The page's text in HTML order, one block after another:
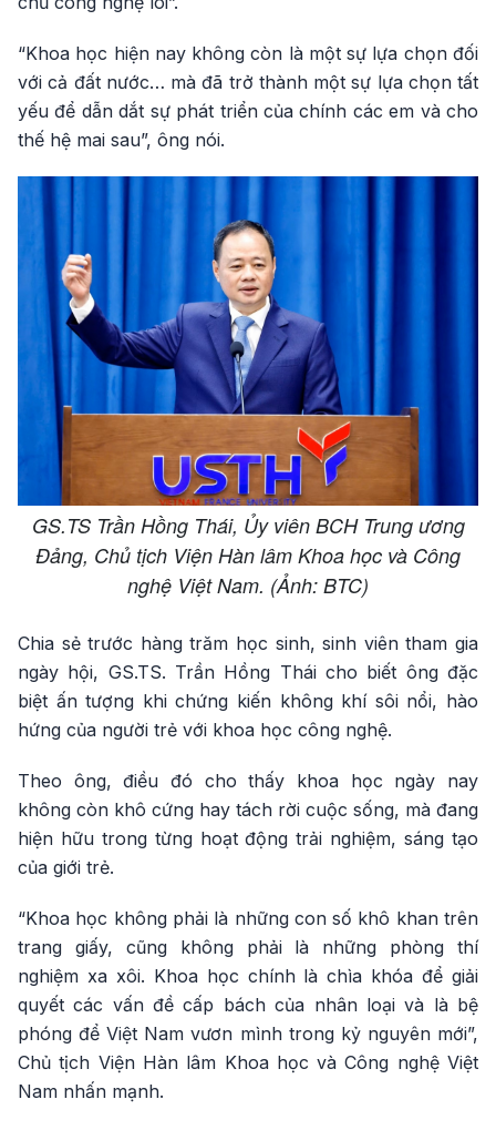
“Khoa học hiện nay không còn là một sự lựa chọn đối
với cả đất nước… mà đã trở thành một sự lựa chọn tất
yếu để dẫn dắt sự phát triển của chính các em và cho
thế hệ mai sau”, ông nói.
GS.TS Trần Hồng Thái, Ủy viên BCH Trung ương
Đảng, Chủ tịch Viện Hàn lâm Khoa học và Công
nghệ Việt Nam. (Ảnh: BTC)
Chia sẻ trước hàng trăm học sinh, sinh viên tham gia
ngày hội, GS.TS. Trần Hồng Thái cho biết ông đặc
biệt ấn tượng khi chứng kiến không khí sôi nổi, hào
hứng của người trẻ với khoa học công nghệ.
Theo ông, điều đó cho thấy khoa học ngày nay
không còn khô cứng hay tách rời cuộc sống, mà đang
hiện hữu trong từng hoạt động trải nghiệm, sáng tạo
của giới trẻ.
“Khoa học không phải là những con số khô khan trên
trang giấy, cũng không phải là những phòng thí
nghiệm xa xôi. Khoa học chính là chìa khóa để giải
quyết các vấn đề cấp bách của nhân loại và là bệ
phóng để Việt Nam vươn mình trong kỷ nguyên mới”,
Chủ tịch Viện Hàn lâm Khoa học và Công nghệ Việt
Nam nhấn mạnh.